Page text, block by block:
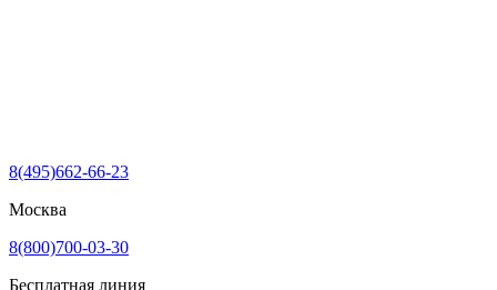
8(495)662-66-23
Москва
8(800)700-03-30
Бесплатная линия